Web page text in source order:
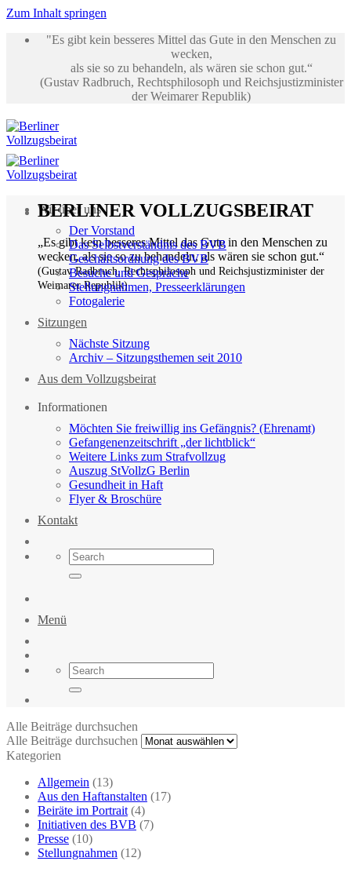
Zum Inhalt springen
"Es gibt kein besseres Mittel das Gute in den Menschen zu
wecken,
als sie so zu behandeln, als wären sie schon gut.“
(Gustav Radbruch, Rechtsphilosoph und Reichsjustizminister
der Weimarer Republik)
BERLINER VOLLZUGSBEIRAT
„Es gibt kein besseres Mittel das Gute in den Menschen zu
wecken, als sie so zu behandeln, als wären sie schon gut.“
(Gustav Radbruch, Rechtsphilosoph und Reichsjustizminister der
Weimarer Republik)
Wir über uns
Der Vorstand
Das Selbstverständnis des BVB
Geschäftsordnung des BVB
Besuche und Gespräche
Stellungnahmen, Presseerklärungen
Fotogalerie
Sitzungen
Nächste Sitzung
Archiv – Sitzungsthemen seit 2010
Aus dem Vollzugsbeirat
Informationen
Möchten Sie freiwillig ins Gefängnis? (Ehrenamt)
Gefangenenzeitschrift „der lichtblick“
Weitere Links zum Strafvollzug
Auszug StVollzG Berlin
Gesundheit in Haft
Flyer & Broschüre
Kontakt
Menü
Alle Beiträge durchsuchen
Alle Beiträge durchsuchen
Kategorien
Allgemein (13)
Aus den Haftanstalten (17)
Beiräte im Portrait (4)
Initiativen des BVB (7)
Presse (10)
Stellungnahmen (12)